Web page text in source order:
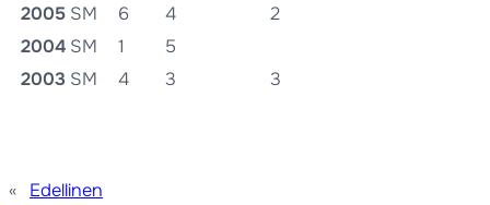
2005 SM 6 4
2
2004 SM 1
5
2003 SM 4 3 3
«
Edellinen